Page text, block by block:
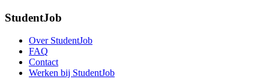
StudentJob
Over StudentJob
FAQ
Contact
Werken bij StudentJob